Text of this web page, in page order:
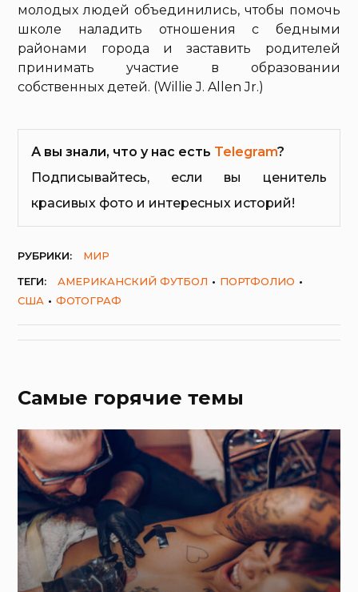
молодых людей объединились, чтобы помочь
школе наладить отношения с бедными
районами города и заставить родителей
принимать участие в образовании
собственных детей. (Willie J. Allen Jr.)
А вы знали, что у нас есть Telegram?
Подписывайтесь, если вы ценитель
красивых фото и интересных историй!
РУБРИКИ:
МИР
ТЕГИ:
АМЕРИКАНСКИЙ ФУТБОЛ
ПОРТФОЛИО
США
ФОТОГРАФ
Самые горячие темы